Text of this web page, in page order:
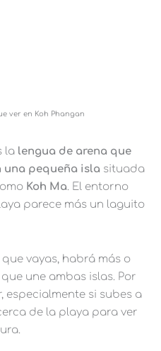
ver en Koh Phangan
la lengua de arena que
una pequeña isla situada
Koh Ma. El entorno
parece más un laguito
vayas, habrá más o
une ambas islas. Por
especialmente si subes a
de la playa para ver